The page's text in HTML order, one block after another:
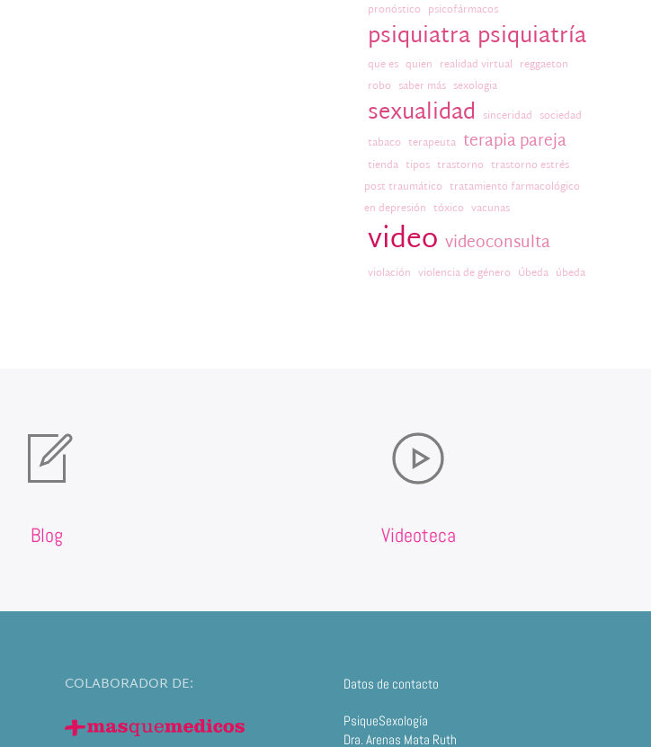
pronóstico psicofármacos
psiquiatra psiquiatría
que es quien realidad virtual reggaeton
robo saber más sexologia
sexualidad sinceridad sociedad
tabaco terapeuta terapia pareja
tienda tipos trastorno trastorno estrés
post traumático tratamiento farmacológico
en depresión tóxico vacunas
video videoconsulta
violación violencia de género Úbeda úbeda
Blog Videoteca
COLABORADOR DE: Datos de contacto
PsiqueSexología
Dra. Arenas Mata Ruth